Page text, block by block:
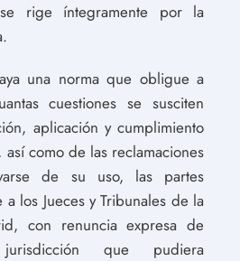
rige íntegramente por la
una norma que obligue a
cuestiones se susciten
aplicación y cumplimiento
como de las reclamaciones
de su uso, las partes
los Jueces y Tribunales de la
con renuncia expresa de
que pudiera